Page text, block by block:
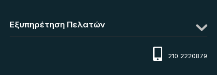
Εξυπηρέτηση Πελατών
210 2220879